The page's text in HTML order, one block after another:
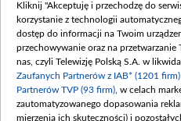
Procedura
Kliknij "Akceptuję i przechodzę do
korzystanie z technologii
dostęp do informacji na Twoim
przechowywanie oraz na
nas, czyli Telewizję Polską S.A. w
Zaufanych Partnerów z IAB* (1201 firm)
Partnerów TVP (93 firm) , w celach
zautomatyzowanego dopasowania
mierzenia ich skuteczności) i